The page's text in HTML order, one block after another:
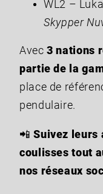
WL2 –
Skypper
Avec3 nations
partie de la
place de
pendulaire.
📲Suivez leurs
coulisses tout
nos réseaux